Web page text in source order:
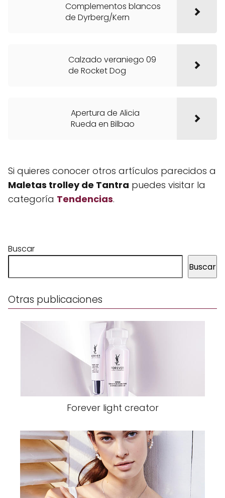
Complementos blancos
de Dyrberg/Kern
Calzado veraniego 09
de Rocket Dog
Apertura de Alicia
Rueda en Bilbao
Si quieres conocer otros artículos parecidos a
Maletas trolley de Tantra puedes visitar la
categoría Tendencias.
Buscar
Buscar
Otras publicaciones
Forever light creator